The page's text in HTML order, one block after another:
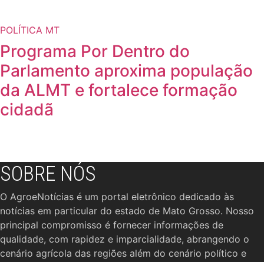
POLÍTICA MT
Programa Por Dentro do
Parlamento aproxima população
da ALMT e fortalece formação
cidadã
SOBRE NÓS
O AgroeNotícias é um portal eletrônico dedicado às
notícias em particular do estado de Mato Grosso. Nosso
principal compromisso é fornecer informações de
qualidade, com rapidez e imparcialidade, abrangendo o
cenário agrícola das regiões além do cenário político e